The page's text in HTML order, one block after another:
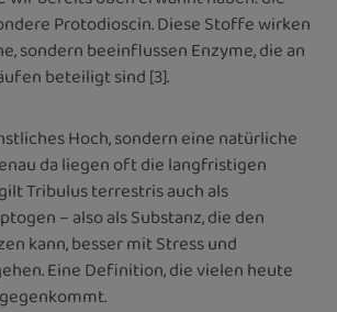
Protodioscin. Diese Stoffe wirken
sondern beeinflussen Enzyme, die an
beteiligt sind [3].
Hoch, sondern eine natürliche
da liegen oft die langfristigen
Tribulus terrestris auch als
– also als Substanz, die den
kann, besser mit Stress und
Eine Definition, die vielen heute